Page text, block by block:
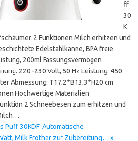
ff
30
K
2 Funktionen Milch erhitzen und
Edelstahlkanne, BPA freie
200ml Fassungsvermögen
220 -230 Volt, 50 Hz Leistung: 450
Abmessung: T17,2*B13,3*H20 cm
Hochwertige Materialien
2 Schneebesen zum erhitzen und
Puff 30KDF-Automatische
Milk Frother zur Zubereitung… »